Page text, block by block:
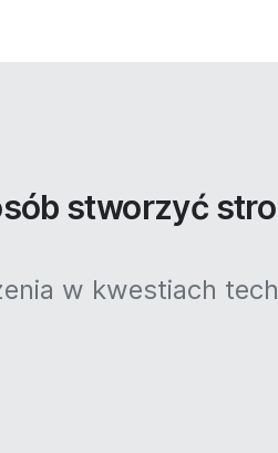
stworzyć
w kwestiach